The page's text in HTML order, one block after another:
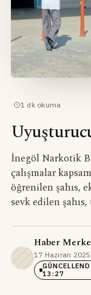
· 1 dk okuma
İnegöl Narkotik
çalışmalar
öğrenilen şahıs,
sevk edilen
Haber
17 Haziran
13:27